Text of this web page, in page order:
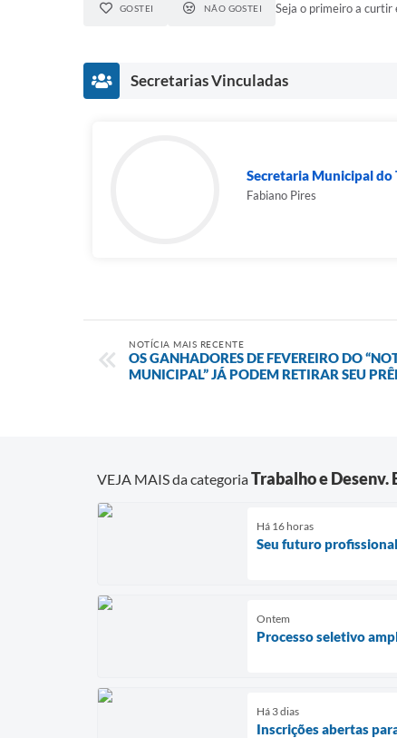
GOSTEI NÃO GOSTEI Seja o primeiro a curtir
Secretarias Vinculadas
Secretaria Municipal do
Fabiano Pires
NOTÍCIA MAIS RECENTE
OS GANHADORES DE FEVEREIRO DO
MUNICIPAL” JÁ PODEM RETIRAR SEU
VEJA MAIS da categoriaTrabalho e Desenv.
Há 16 horas
Seu futuro
Ontem
Processo seletivo
Há 3 dias
Inscrições abertas